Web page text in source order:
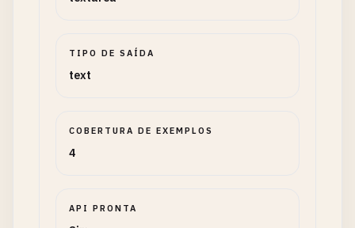
TIPO DE SAÍDA
text
COBERTURA DE EXEMPLOS
4
API PRONTA